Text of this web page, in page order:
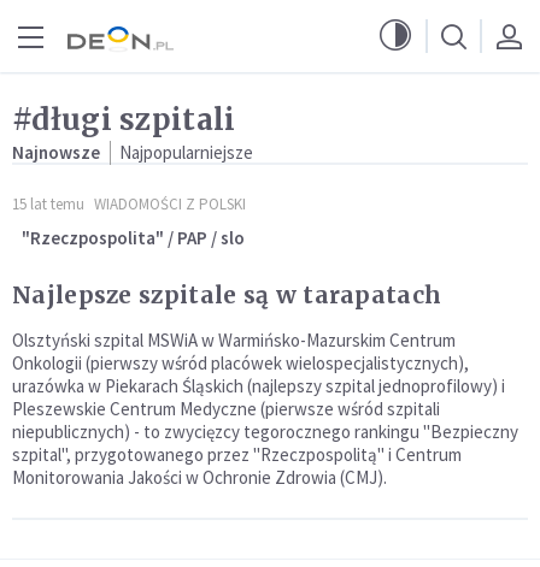
#długi szpitali
Najnowsze Najpopularniejsze
15 lat temu WIADOMOŚCI Z POLSKI
"Rzeczpospolita" / PAP / slo
Najlepsze szpitale są w tarapatach
Olsztyński szpital MSWiA w Warmińsko-Mazurskim Centrum
Onkologii (pierwszy wśród placówek wielospecjalistycznych),
urazówka w Piekarach Śląskich (najlepszy szpital jednoprofilowy) i
Pleszewskie Centrum Medyczne (pierwsze wśród szpitali
niepublicznych) - to zwycięzcy tegorocznego rankingu "Bezpieczny
szpital", przygotowanego przez "Rzeczpospolitą" i Centrum
Monitorowania Jakości w Ochronie Zdrowia (CMJ).